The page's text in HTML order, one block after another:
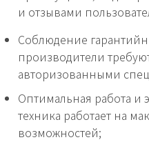
и отзывами
Соблюдение
производители
авторизованными
Оптимальная работа и
техника работает на
возможностей;